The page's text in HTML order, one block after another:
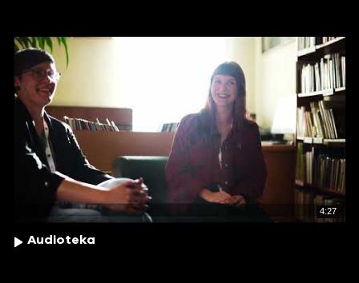
4:27
Audioteka